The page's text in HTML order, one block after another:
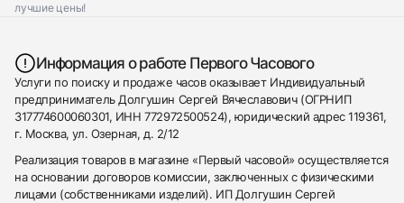
лучшие цены!
Информация о работе Первого Часового
Услуги по поиску и продаже часов оказывает Индивидуальный
предприниматель Долгушин Сергей Вячеславович (ОГРНИП
317774600060301, ИНН 772972500524), юридический адрес 119361,
г. Москва, ул. Озерная, д. 2/12
Реализация товаров в магазине «Первый часовой» осуществляется
на основании договоров комиссии, заключенных с физическими
лицами (собственниками изделий). ИП Долгушин Сергей